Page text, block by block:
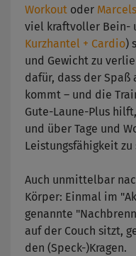
Workout oder
viel kraftvoller Bein-
Kurzhantel + Cardio)
und Gewicht zu
dafür, dass der
kommt – und die
Gute-Laune-Plus
und über Tage und
Leistungsfähigkeit zu
Auch unmittelbar
Körper: Einmal im
genannte
auf der Couch sitzt,
den (Speck-)Kragen.